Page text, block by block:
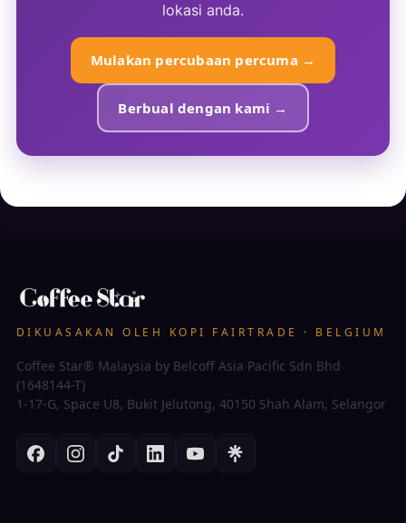
lokasi anda.
Mulakan percubaan percuma →
Berbual dengan kami →
DIKUASAKAN OLEH KOPI FAIRTRADE · BELGIUM
Coffee Star® Malaysia by Belcoff Asia Pacific Sdn Bhd
(1648144-T)
1-17-G, Space U8, Bukit Jelutong, 40150 Shah Alam, Selangor